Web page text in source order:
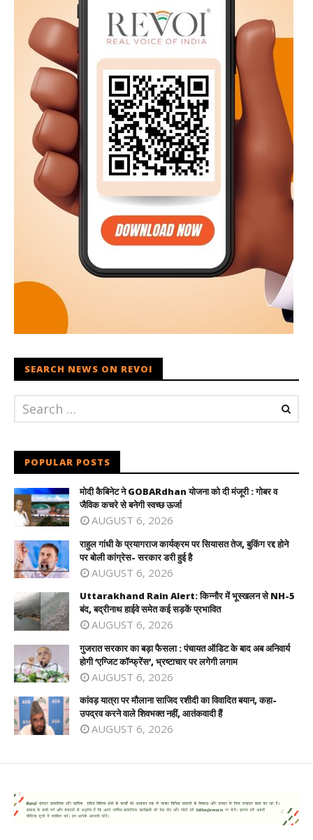
SEARCH NEWS ON REVOI
POPULAR POSTS
मोदी कैबिनेट ने GOBARdhan योजना को दी मंजूरी : गोबर व
जैविक कचरे से बनेगी स्वच्छ ऊर्जा
AUGUST 6, 2026
राहुल गांधी के प्रयागराज कार्यक्रम पर सियासत तेज, बुकिंग रद्द होने
पर बोली कांग्रेस- सरकार डरी हुई है
AUGUST 6, 2026
Uttarakhand Rain Alert: किन्नौर में भूस्खलन से NH-5
बंद, बद्रीनाथ हाईवे समेत कई सड़कें प्रभावित
AUGUST 6, 2026
गुजरात सरकार का बड़ा फैसला : पंचायत ऑडिट के बाद अब अनिवार्य
होगी ‘एग्जिट कॉन्फ्रेंस’, भ्रष्टाचार पर लगेगी लगाम
AUGUST 6, 2026
कांवड़ यात्रा पर मौलाना साजिद रशीदी का विवादित बयान, कहा-
उपद्रव करने वाले शिवभक्त नहीं, आतंकवादी हैं
AUGUST 6, 2026